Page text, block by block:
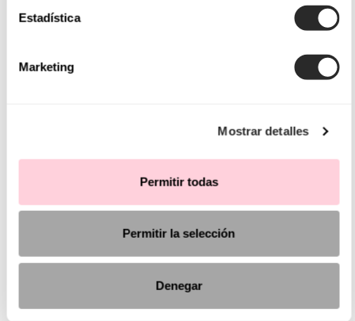
Estadística
Marketing
Mostrar detalles
Permitir todas
Permitir la selección
Denegar